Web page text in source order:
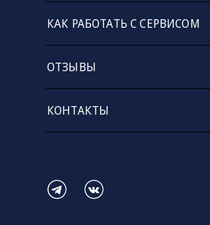
КАК РАБОТАТЬ С СЕРВИСОМ
ОТЗЫВЫ
КОНТАКТЫ